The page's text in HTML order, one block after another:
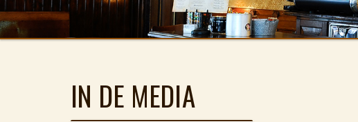
IN DE MEDIA